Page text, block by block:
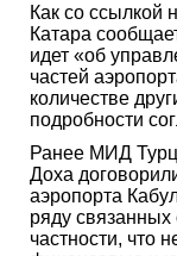
Как со ссылкой
Катара
идет «об
частей
количестве
подробности
Ранее МИД
Доха
аэропорта
ряду
частности, что